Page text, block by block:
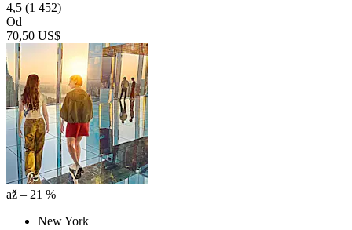
4,5 (1 452)
Od
70,50 US$
až – 21 %
New York